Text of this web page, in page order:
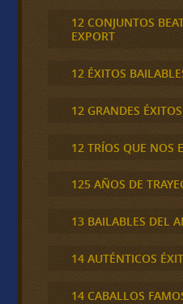
12 CONJUNTOS
EXPORT
12 ÉXITOS
12 GRANDES ÉXITOS
12 TRÍOS QUE NOS
125 AÑOS DE
13 BAILABLES DEL
14 AUTÉNTICOS
14 CABALLOS